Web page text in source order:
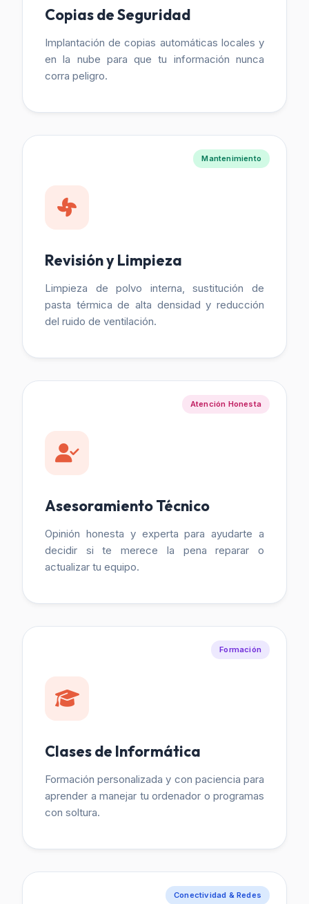
Copias de Seguridad
Implantación de copias automáticas locales y
en la nube para que tu información nunca
corra peligro.
Mantenimiento
Revisión y Limpieza
Limpieza de polvo interna, sustitución de
pasta térmica de alta densidad y reducción
del ruido de ventilación.
Atención Honesta
Asesoramiento Técnico
Opinión honesta y experta para ayudarte a
decidir si te merece la pena reparar o
actualizar tu equipo.
Formación
Clases de Informática
Formación personalizada y con paciencia para
aprender a manejar tu ordenador o programas
con soltura.
Conectividad & Redes